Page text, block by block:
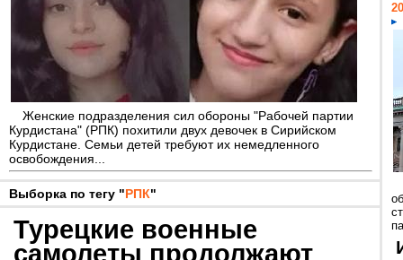
Женские подразделения сил обороны "Рабочей партии
Курдистана" (РПК) похитили двух девочек в Сирийском
Курдистане. Семьи детей требуют их немедленного
освобождения...
Выборка по тегу "РПК"
Турецкие военные
самолеты продолжают